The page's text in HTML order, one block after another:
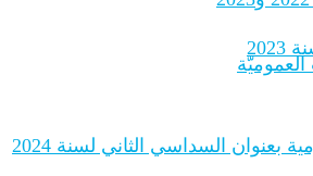
السداسي الثاني لسنة 2024